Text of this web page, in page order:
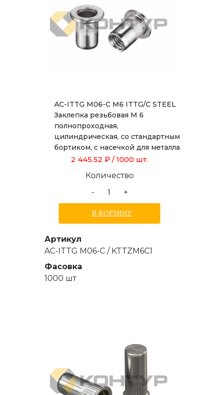
AC-ITTG M06-C M6 ITTG/C STEEL
Заклепка резьбовая М 6
полнопроходная,
цилиндрическая, со стандартным
бортиком, с насечкой для металла
толщиной от 0,5 до 3,0 мм, длиной
2 445.52 ₽ / 1000 шт.
Количество
-
+
В КОРЗИНУ
Артикул
AC-ITTG M06-C / KTTZM6C1
Фасовка
1000 шт